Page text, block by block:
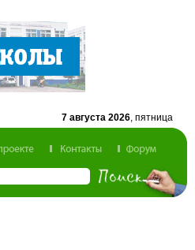
7 августа 2026, пятница